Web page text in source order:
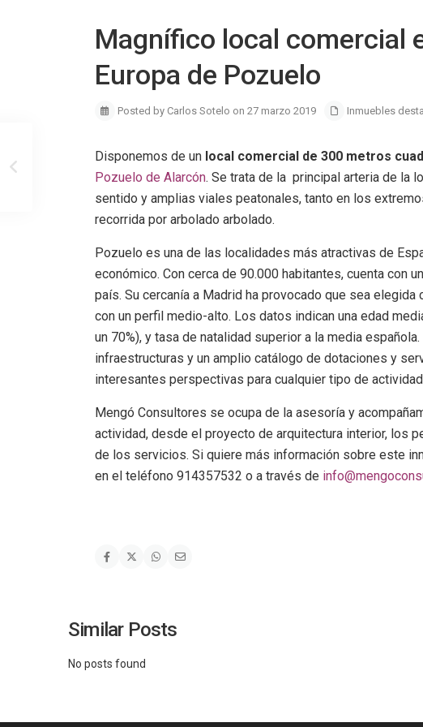
Magnífico local comercial
Europa de Pozuelo
Posted by Carlos Sotelo on 27 marzo 2019 Inmuebles
Disponemos de un local comercial de 300 metros
Pozuelo de Alarcón. Se trata de la principal arteria de la
sentido y amplias viales peatonales, tanto en los
recorrida por arbolado arbolado.
Pozuelo es una de las localidades más atractivas de
económico. Con cerca de 90.000 habitantes, cuenta con
país. Su cercanía a Madrid ha provocado que sea
con un perfil medio-alto. Los datos indican una edad
un 70%), y tasa de natalidad superior a la media
infraestructuras y un amplio catálogo de dotaciones y
interesantes perspectivas para cualquier tipo de
Mengó Consultores se ocupa de la asesoría y
actividad, desde el proyecto de arquitectura interior, los
de los servicios. Si quiere más información sobre este
en el teléfono 914357532 o a través de
Similar Posts
No posts found